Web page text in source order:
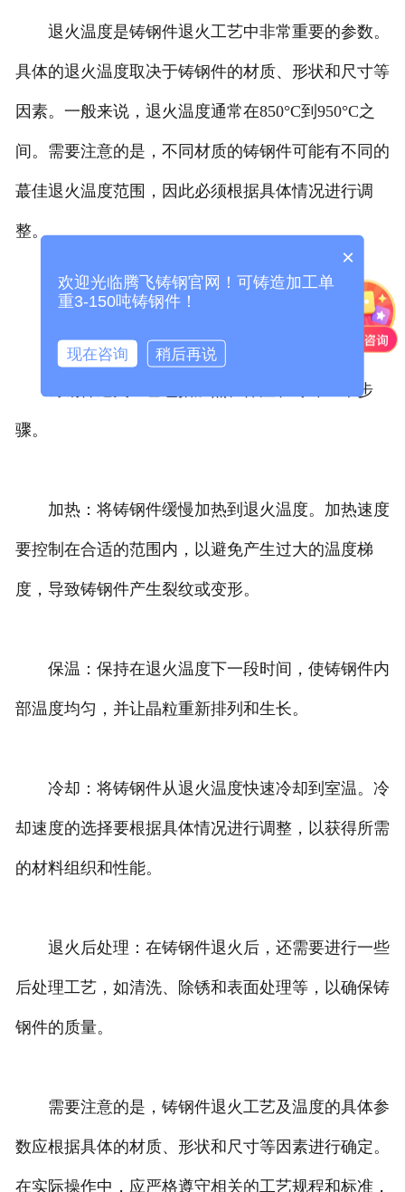
退火温度是铸钢件退火工艺中非常重要的参数。
具体的退火温度取决于铸钢件的材质、形状和尺寸等
因素。一般来说，退火温度通常在850°C到950°C之
间。需要注意的是，不同材质的铸钢件可能有不同的
蕞佳退火温度范围，因此必须根据具体情况进行调
整。
退火工艺：
铸钢件退火工艺包括加热、保温和冷却三个步
骤。
加热：将铸钢件缓慢加热到退火温度。加热速度
要控制在合适的范围内，以避免产生过大的温度梯
度，导致铸钢件产生裂纹或变形。
保温：保持在退火温度下一段时间，使铸钢件内
部温度均匀，并让晶粒重新排列和生长。
冷却：将铸钢件从退火温度快速冷却到室温。冷
却速度的选择要根据具体情况进行调整，以获得所需
的材料组织和性能。
退火后处理：在铸钢件退火后，还需要进行一些
后处理工艺，如清洗、除锈和表面处理等，以确保铸
钢件的质量。
需要注意的是，铸钢件退火工艺及温度的具体参
数应根据具体的材质、形状和尺寸等因素进行确定。
在实际操作中，应严格遵守相关的工艺规程和标准，
×
欢迎光临腾飞铸钢官网！可铸造加工单
重3-150吨铸钢件！
现在咨询 稍后再说